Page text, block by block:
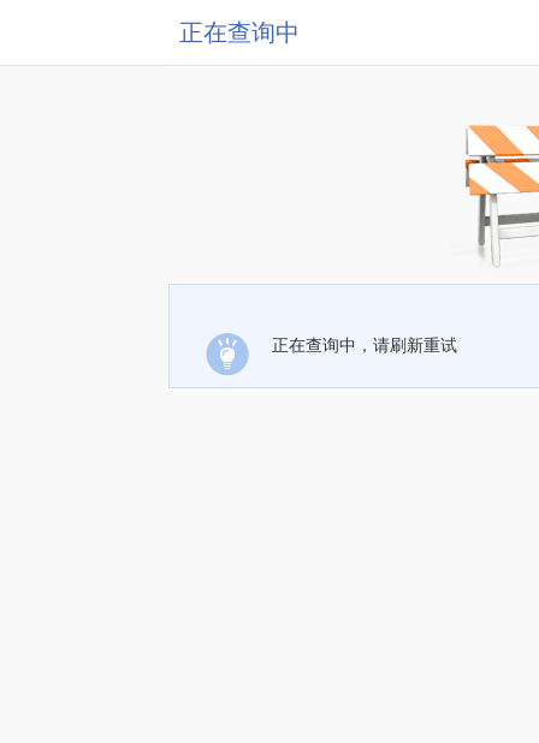
正在查询中
正在查询中，请刷新重试